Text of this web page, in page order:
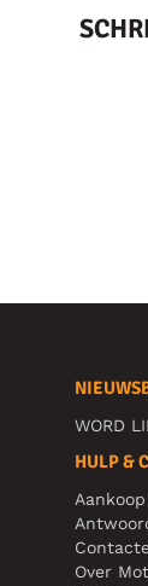
WORD
HULP &
Over